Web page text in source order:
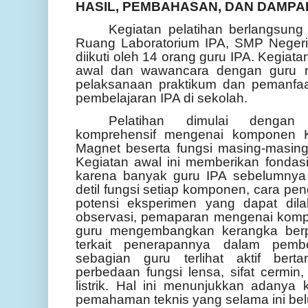
HASIL, PEMBAHASAN, DAN
Kegiatan pelatihan
Ruang Laboratorium IPA, SMP
diikuti oleh 14 orang guru IPA.
awal dan wawancara dengan guru
pelaksanaan praktikum dan
pembelajaran IPA di sekolah.
Pelatihan dimulai dengan
komprehensif mengenai
Magnet beserta fungsi masing-
Kegiatan awal ini memberikan
karena banyak guru IPA
detil fungsi setiap komponen, cara
potensi eksperimen yang dapat
observasi, pemaparan mengenai
guru mengembangkan kerangka
terkait penerapannya dalam
sebagian guru terlihat aktif
perbedaan fungsi lensa, sifat
listrik. Hal ini menunjukkan adanya
pemahaman teknis yang selama ini